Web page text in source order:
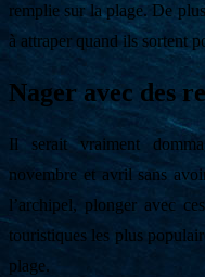
remplie sur la plage. De
à attraper quand ils sortent
Nager avec des
Il serait vraiment
novembre et avril sans
l’archipel, plonger avec
touristiques les plus
plage.